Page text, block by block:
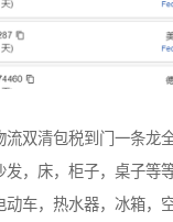
流双清包税到门一条龙
发，床，柜子，桌子等
动车，热水器，冰箱，